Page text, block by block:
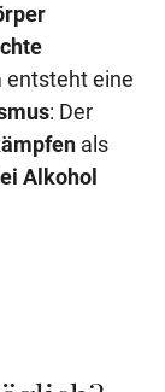
entsteht eine
: Der
als
Alkohol